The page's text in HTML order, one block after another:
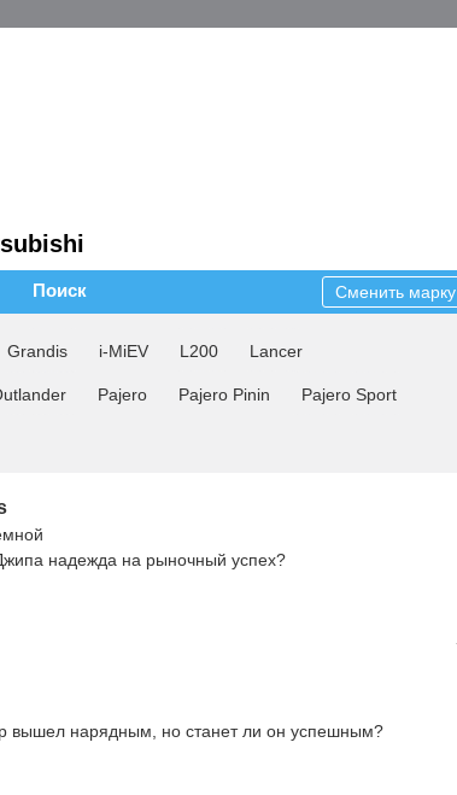
Поиск Сменить марку
Grandis i-MiEV L200 Lancer
Pajero Pajero Pinin Pajero Sport
надежда на рыночный успех?
вышел нарядным, но станет ли он успешным?